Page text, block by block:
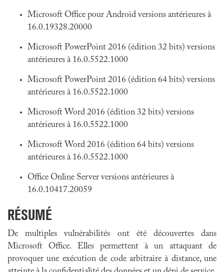
Microsoft Office pour Android versions antérieures à
16.0.19328.20000
Microsoft PowerPoint 2016 (édition 32 bits) versions
antérieures à 16.0.5522.1000
Microsoft PowerPoint 2016 (édition 64 bits) versions
antérieures à 16.0.5522.1000
Microsoft Word 2016 (édition 32 bits) versions
antérieures à 16.0.5522.1000
Microsoft Word 2016 (édition 64 bits) versions
antérieures à 16.0.5522.1000
Office Online Server versions antérieures à
16.0.10417.20059
RÉSUMÉ
De multiples vulnérabilités ont été découvertes dans
Microsoft Office. Elles permettent à un attaquant de
provoquer une exécution de code arbitraire à distance, une